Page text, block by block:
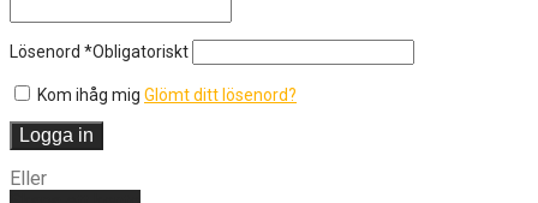
Lösenord *Obligatoriskt
Kom ihåg mig Glömt ditt lösenord?
Logga in
Eller